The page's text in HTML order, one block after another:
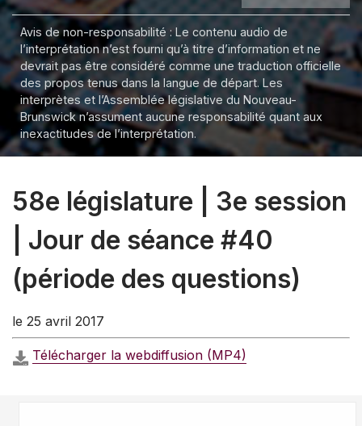
Avis de non-responsabilité : Le contenu audio de
l’interprétation n’est fourni qu’à titre d’information et ne
devrait pas être considéré comme une traduction officielle
des propos tenus dans la langue de départ. Les
interprètes et l’Assemblée législative du Nouveau-
Brunswick n’assument aucune responsabilité quant aux
inexactitudes de l’interprétation.
58e législature | 3e session
| Jour de séance #40
(période des questions)
le 25 avril 2017
Télécharger la webdiffusion (MP4)